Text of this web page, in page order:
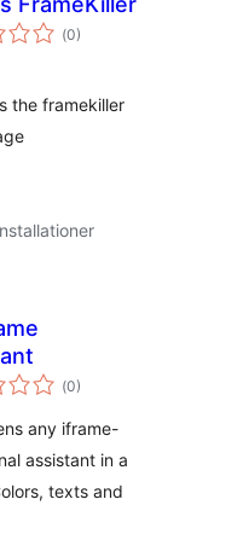
(Totalt
antal
0)
the framekiller
(Totalt
antal
0)
any iframe-
assistant in a
texts and